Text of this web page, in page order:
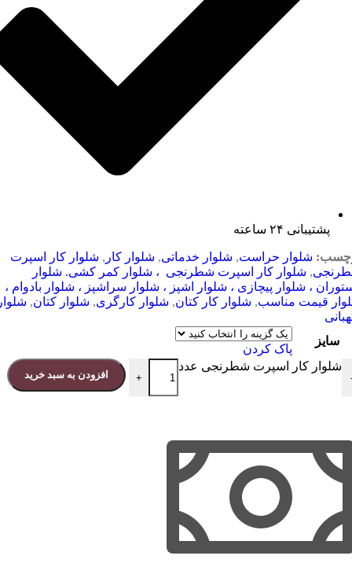
پشتیبانی ۲۴ ساعته
شلوار حراست, شلوار خدماتی, شلوار کار , شلوار کار اسپرت
, شلوار کار اسپرت شطرنجی ، شلوار کمر کشی. شلوار
، شلوار پیچازی ، شلوار اشپز ، شلوار سراشپز ، شلوار بادوام ،
قیمت مناسب, شلوار کار کتان, شلوار کارگری, شلوار کتان,
سایز
پاک کردن
شلوار کار اسپرت شطرنجی عدد
+ افزودن به سبد خرید